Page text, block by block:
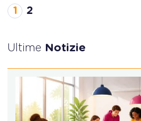
1 2
Ultime Notizie